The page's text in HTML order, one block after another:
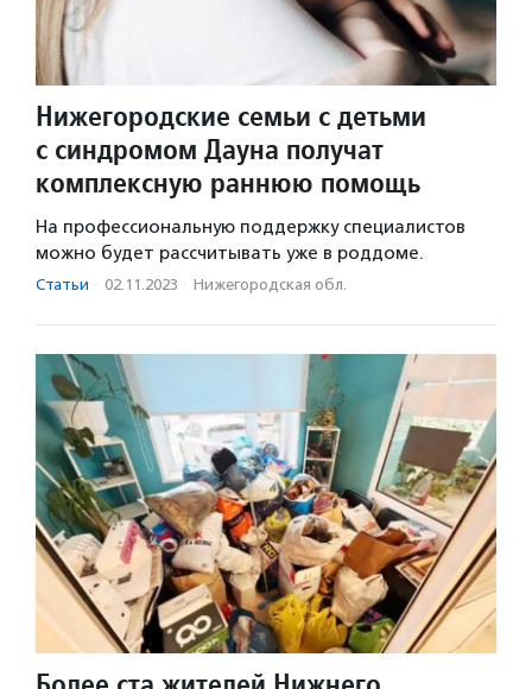
Нижегородские семьи с детьми
с синдромом Дауна получат
комплексную раннюю помощь
На профессиональную поддержку специалистов
можно будет рассчитывать уже в роддоме.
Статьи · 02.11.2023 · Нижегородская обл.